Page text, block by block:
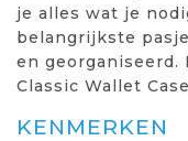
je alles wat je
belangrijkste
en georganiseerd.
Classic Wallet
KENMERKEN